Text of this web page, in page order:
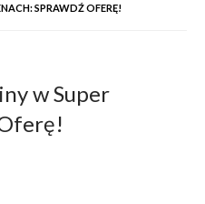
SPRAWDŹ OFERĘ!
w Super